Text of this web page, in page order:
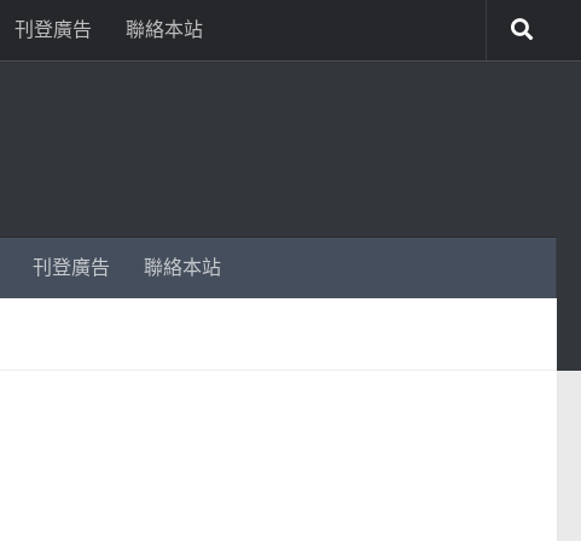
刊登廣告 聯絡本站
刊登廣告 聯絡本站